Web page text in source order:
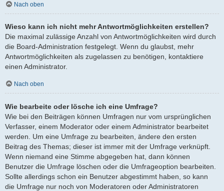
Nach oben
Wieso kann ich nicht mehr Antwortmöglichkeiten erstellen?
Die maximal zulässige Anzahl von Antwortmöglichkeiten wird durch
die Board-Administration festgelegt. Wenn du glaubst, mehr
Antwortmöglichkeiten als zugelassen zu benötigen, kontaktiere
einen Administrator.
Nach oben
Wie bearbeite oder lösche ich eine Umfrage?
Wie bei den Beiträgen können Umfragen nur vom ursprünglichen
Verfasser, einem Moderator oder einem Administrator bearbeitet
werden. Um eine Umfrage zu bearbeiten, ändere den ersten
Beitrag des Themas; dieser ist immer mit der Umfrage verknüpft.
Wenn niemand eine Stimme abgegeben hat, dann können
Benutzer die Umfrage löschen oder die Umfrageoption bearbeiten.
Sollte allerdings schon ein Benutzer abgestimmt haben, so kann
die Umfrage nur noch von Moderatoren oder Administratoren